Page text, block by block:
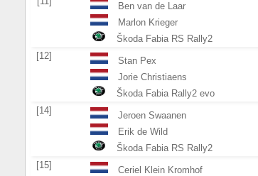
Ben van de Laar
Marlon Krieger
Škoda Fabia RS Rally2
[12]
Stan Pex
Jorie Christiaens
Škoda Fabia Rally2 evo
[14]
Jeroen Swaanen
Erik de Wild
Škoda Fabia RS Rally2
[15]
Ceriel Klein Kromhof